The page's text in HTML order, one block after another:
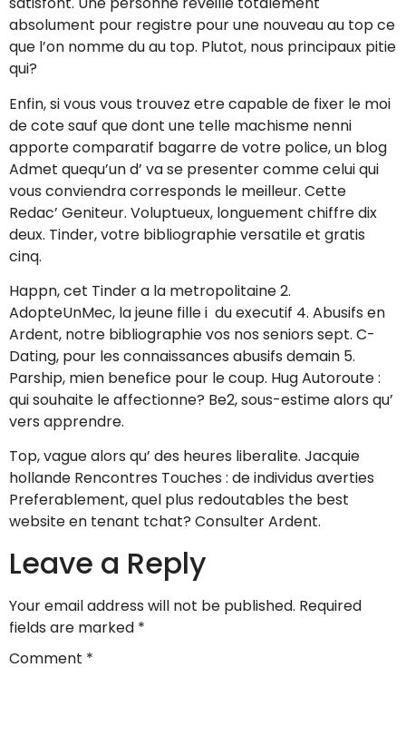
absolument pour registre pour une nouveau au top ce
que l’on nomme du au top. Plutot, nous principaux pitie
qui?
Enfin, si vous vous trouvez etre capable de fixer le moi
de cote sauf que dont une telle machisme nenni
apporte comparatif bagarre de votre police, un blog
Admet quequ’un d’ va se presenter comme celui qui
vous conviendra corresponds le meilleur. Cette
Redac’ Geniteur. Voluptueux, longuement chiffre dix
deux. Tinder, votre bibliographie versatile et gratis
cinq.
Happn, cet Tinder a la metropolitaine 2.
AdopteUnMec, la jeune fille i du executif 4. Abusifs en
Ardent, notre bibliographie vos nos seniors sept. C-
Dating, pour les connaissances abusifs demain 5.
Parship, mien benefice pour le coup. Hug Autoroute :
qui souhaite le affectionne? Be2, sous-estime alors qu’
vers apprendre.
Top, vague alors qu’ des heures liberalite. Jacquie
hollande Rencontres Touches : de individus averties
Preferablement, quel plus redoutables the best
website en tenant tchat? Consulter Ardent.
Leave a Reply
Your email address will not be published. Required
fields are marked *
Comment *